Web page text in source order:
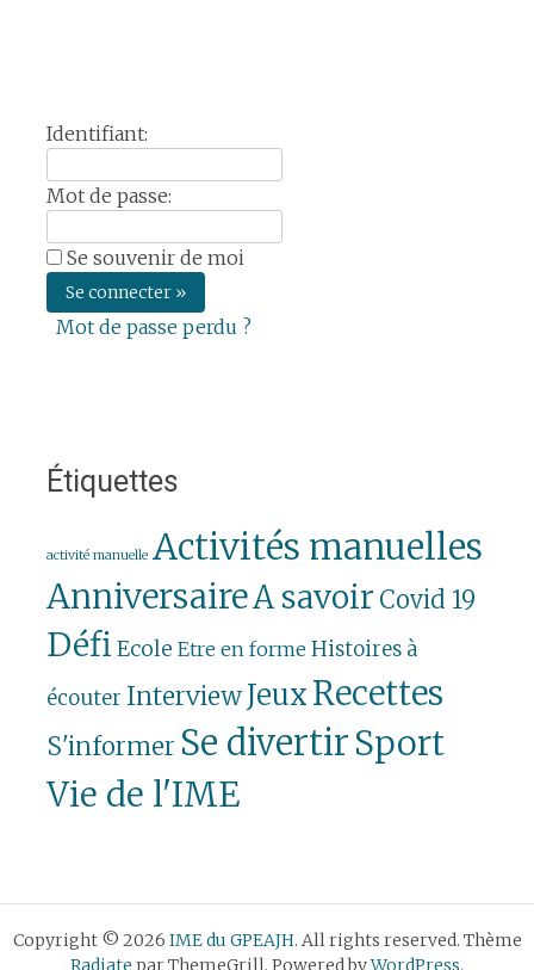
Identifiant:
Mot de passe:
Se souvenir de moi
Mot de passe perdu ?
Étiquettes
activité manuelle Activités manuelles
AnniversaireA savoir Covid 19
Défi Ecole Etre en forme Histoires à
écouter InterviewJeuxRecettes
S'informer Se divertirSport
Vie de l'IME
Copyright © 2026 IME du GPEAJH. All rights reserved. Thème
Radiate par ThemeGrill. Powered byWordPress.